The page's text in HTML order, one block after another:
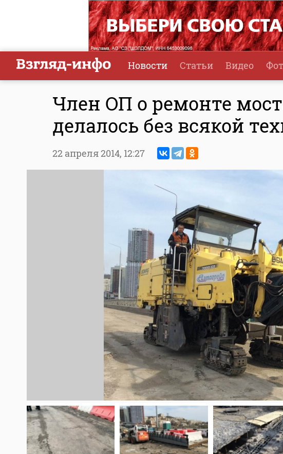
Новости Статьи Видео
Член ОП о ремонте
делалось без всякой
22 апреля 2014, 12:27